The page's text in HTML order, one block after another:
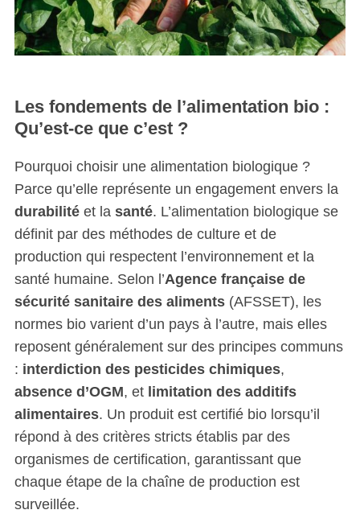
Les fondements de l’alimentation bio :
Qu’est-ce que c’est ?
Pourquoi choisir une alimentation biologique ?
Parce qu’elle représente un engagement envers la
durabilitéet la santé. L’alimentation biologique se
définit par des méthodes de culture et de
production qui respectent l’environnement et la
santé humaine. Selon l’Agence française de
sécurité sanitaire des aliments(AFSSET), les
normes bio varient d’un pays à l’autre, mais elles
reposent généralement sur des principes communs
: interdiction des pesticides chimiques,
absence d’OGM, et limitation des additifs
alimentaires. Un produit est certifié bio lorsqu’il
répond à des critères stricts établis par des
organismes de certification, garantissant que
chaque étape de la chaîne de production est
surveillée.